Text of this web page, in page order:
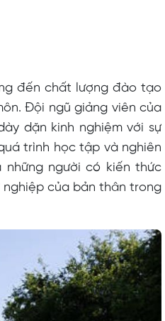
đến chất lượng đào tạo
Đội ngũ giảng viên của
dặn kinh nghiệm với sự
trình học tập và nghiên
người có kiến thức
của bản thân trong